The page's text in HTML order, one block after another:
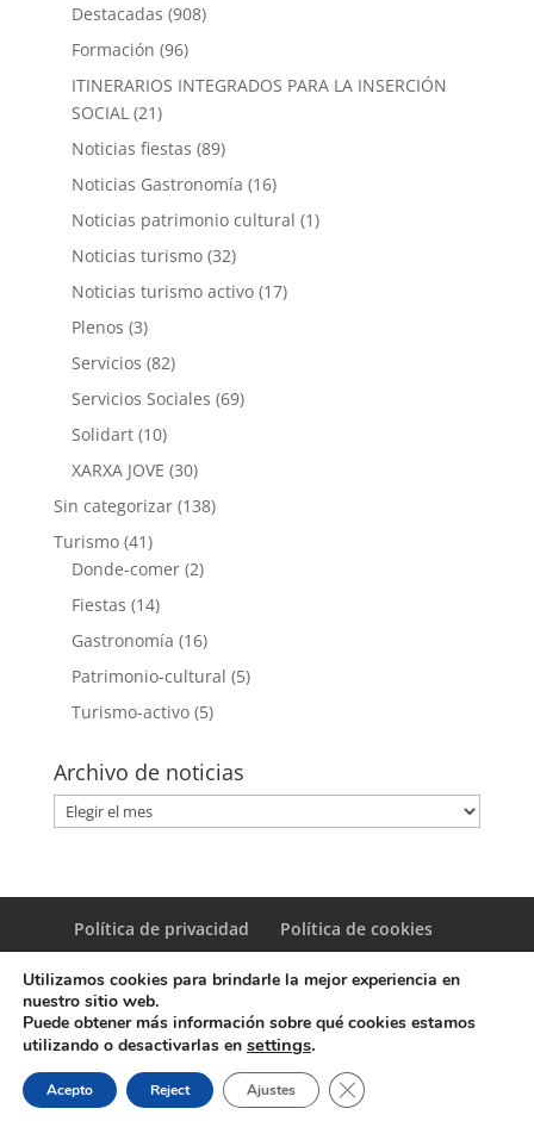
Destacadas (908)
Formación (96)
ITINERARIOS INTEGRADOS PARA LA INSERCIÓN
SOCIAL (21)
Noticias fiestas (89)
Noticias Gastronomía (16)
Noticias patrimonio cultural (1)
Noticias turismo(32)
Noticias turismo activo(17)
Plenos (3)
Servicios (82)
Servicios Sociales (69)
Solidart(10)
XARXA JOVE (30)
Sin categorizar(138)
Turismo(41)
Donde-comer(2)
Fiestas (14)
Gastronomía (16)
Patrimonio-cultural (5)
Turismo-activo(5)
Archivo de noticias
Archivo
de
Política de privacidad Política de cookies
© Copyright Servicio de Informática y Telecomunicaciones.
Diputacion Provincial Alicante
Utilizamos cookies para brindarle la mejor experiencia en
nuestro sitio web.
Puede obtener más información sobre qué cookies estamos
utilizando o desactivarlas en settings.
Acepto Reject Ajustes Cerrar el banner de